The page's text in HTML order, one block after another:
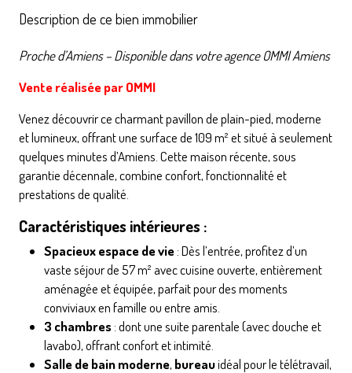
Description de ce bien immobilier
Proche d’Amiens – Disponible dans votre agence OMMI Amiens
Vente réalisée par OMMI
Venez découvrir ce charmant pavillon de plain-pied, moderne
et lumineux, offrant une surface de 109 m² et situé à seulement
quelques minutes d’Amiens. Cette maison récente, sous
garantie décennale, combine confort, fonctionnalité et
prestations de qualité.
Caractéristiques intérieures :
Spacieux espace de vie: Dès l’entrée, profitez d’un
vaste séjour de 57 m² avec cuisine ouverte, entièrement
aménagée et équipée, parfait pour des moments
conviviaux en famille ou entre amis.
3 chambres: dont une suite parentale (avec douche et
lavabo), offrant confort et intimité.
Salle de bain moderne, bureauidéal pour le télétravail,